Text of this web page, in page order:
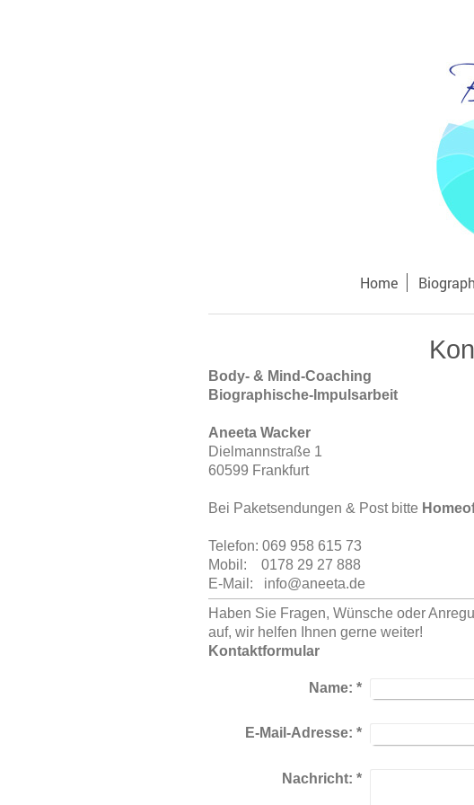
Home
Body- & Mind-Coaching
Biographische-Impulsarbeit
Aneeta Wacker
Dielmannstraße 1
60599 Frankfurt
Bei Paketsendungen & Post bitte
Telefon: 069 958 615 73
Mobil: 0178 29 27 888
E-Mail: info@aneeta.de
Haben Sie Fragen, Wünsche oder
auf, wir helfen Ihnen gerne weiter!
Kontaktformular
Name: *
E-Mail-Adresse: *
Nachricht: *